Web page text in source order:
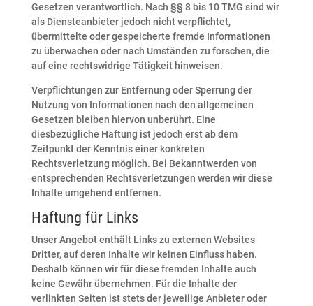
Gesetzen verantwortlich. Nach §§ 8 bis 10 TMG sind wir
als Diensteanbieter jedoch nicht verpflichtet,
übermittelte oder gespeicherte fremde Informationen
zu überwachen oder nach Umständen zu forschen, die
auf eine rechtswidrige Tätigkeit hinweisen.
Verpflichtungen zur Entfernung oder Sperrung der
Nutzung von Informationen nach den allgemeinen
Gesetzen bleiben hiervon unberührt. Eine
diesbezügliche Haftung ist jedoch erst ab dem
Zeitpunkt der Kenntnis einer konkreten
Rechtsverletzung möglich. Bei Bekanntwerden von
entsprechenden Rechtsverletzungen werden wir diese
Inhalte umgehend entfernen.
Haftung für Links
Unser Angebot enthält Links zu externen Websites
Dritter, auf deren Inhalte wir keinen Einfluss haben.
Deshalb können wir für diese fremden Inhalte auch
keine Gewähr übernehmen. Für die Inhalte der
verlinkten Seiten ist stets der jeweilige Anbieter oder